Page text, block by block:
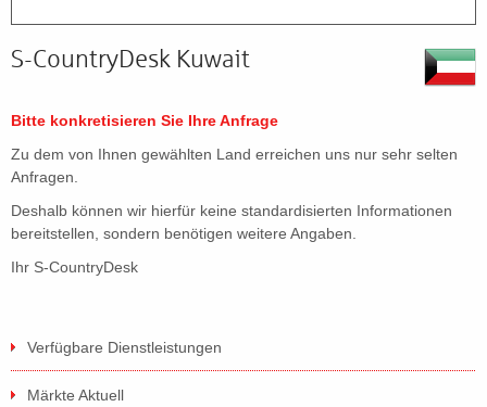
S-CountryDesk Kuwait
Bitte konkretisieren Sie Ihre Anfrage
Zu dem von Ihnen gewählten Land erreichen uns nur sehr selten
Anfragen.
Deshalb können wir hierfür keine standardisierten Informationen
bereitstellen, sondern benötigen weitere Angaben.
Ihr S-CountryDesk
Verfügbare Dienstleistungen
Märkte Aktuell